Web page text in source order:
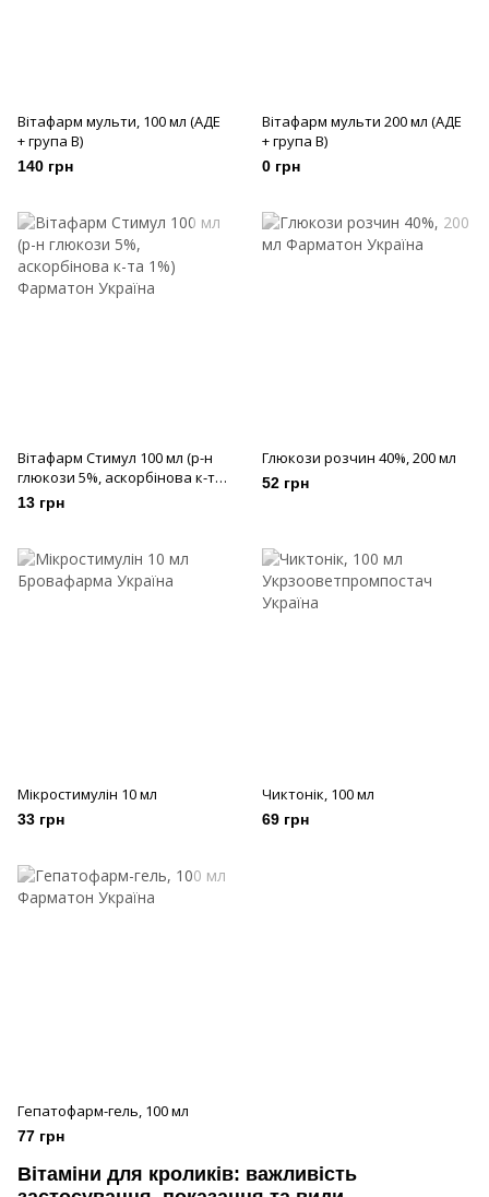
Вітафарм мульти, 100 мл (АДЕ
+ група В)
140 грн
Вітафарм мульти 200 мл (АДЕ
+ група В)
0 грн
Вітафарм Стимул 100 мл (р-н
глюкози 5%, аскорбінова к-та
1%)
13 грн
Глюкози розчин 40%, 200 мл
52 грн
Мікростимулін 10 мл
33 грн
Чиктонік, 100 мл
69 грн
Гепатофарм-гель, 100 мл
77 грн
Вітаміни для кроликів: важливість